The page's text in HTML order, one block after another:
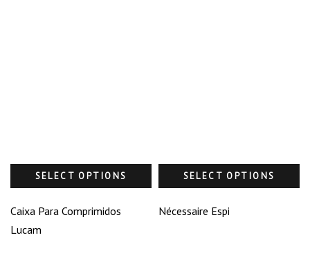
SELECT OPTIONS
Caixa Para Comprimidos
Lucam
SELECT OPTIONS
Nécessaire Espi